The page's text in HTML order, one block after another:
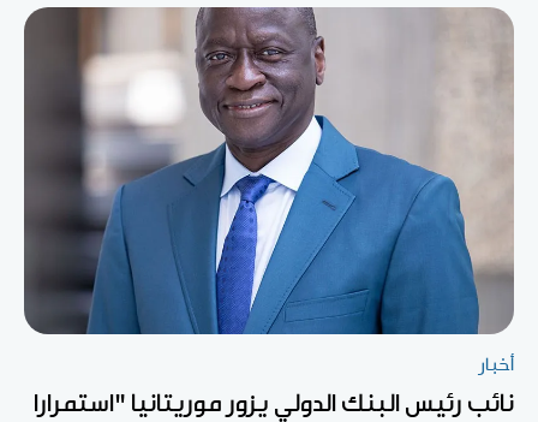
أخبار
نائب رئيس البنك الدولي يزور موريتانيا "استمرارا